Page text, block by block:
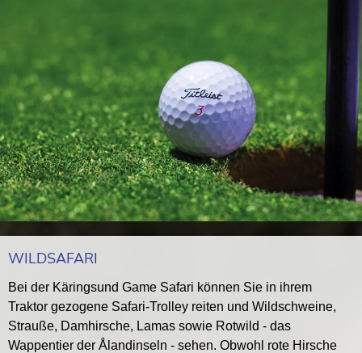
WILDSAFARI
Bei der Käringsund Game Safari können Sie in ihrem
Traktor gezogene Safari-Trolley reiten und Wildschweine,
Strauße, Damhirsche, Lamas sowie Rotwild - das
Wappentier der Ålandinseln - sehen. Obwohl rote Hirsche